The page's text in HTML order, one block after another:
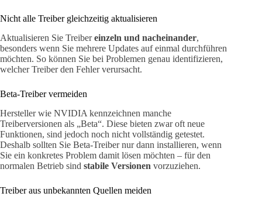
Nicht alle Treiber gleichzeitig aktualisieren
Aktualisieren Sie Treibereinzeln und nacheinander,
besonders wenn Sie mehrere Updates auf einmal durchführen
möchten. So können Sie bei Problemen genau identifizieren,
welcher Treiber den Fehler verursacht.
Beta-Treiber vermeiden
Hersteller wie NVIDIA kennzeichnen manche
Treiberversionen als „Beta“. Diese bieten zwar oft neue
Funktionen, sind jedoch noch nicht vollständig getestet.
Deshalb sollten Sie Beta-Treiber nur dann installieren, wenn
Sie ein konkretes Problem damit lösen möchten – für den
normalen Betrieb sind stabile Versionen vorzuziehen.
Treiber aus unbekannten Quellen meiden